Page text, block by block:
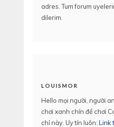
adres. Tum forum
dilerim.
LOUISMOR
Hello mọi người, người
chơi xanh chín để chơi
chỉ này. Uy tín luôn: Link